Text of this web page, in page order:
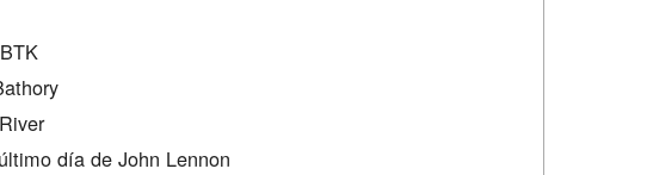
día de John Lennon